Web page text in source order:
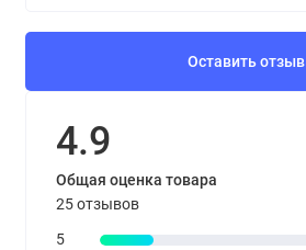
Оставить отзыв
4.9
Общая оценка товара
25 отзывов
5